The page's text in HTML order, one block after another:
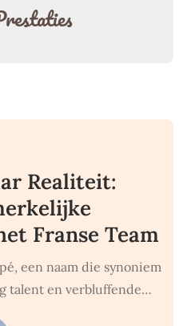
Realiteit:
Franse Team
een naam die synoniem
talent en verbluffende…